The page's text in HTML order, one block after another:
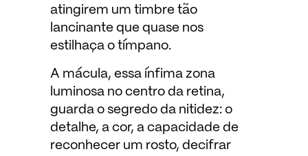
atingirem um timbre tão
lancinante que quase nos
estilhaça o tímpano.
A mácula, essa ínfima zona
luminosa no centro da retina,
guarda o segredo da nitidez: o
detalhe, a cor, a capacidade de
reconhecer um rosto, decifrar